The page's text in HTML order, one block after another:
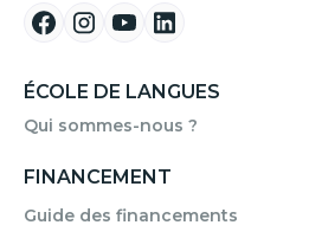
ÉCOLE DE LANGUES
Qui sommes-nous ?
FINANCEMENT
Guide des financements